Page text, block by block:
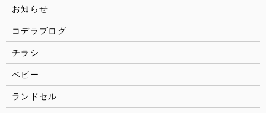
お知らせ
コデラブログ
チラシ
ベビー
ランドセル